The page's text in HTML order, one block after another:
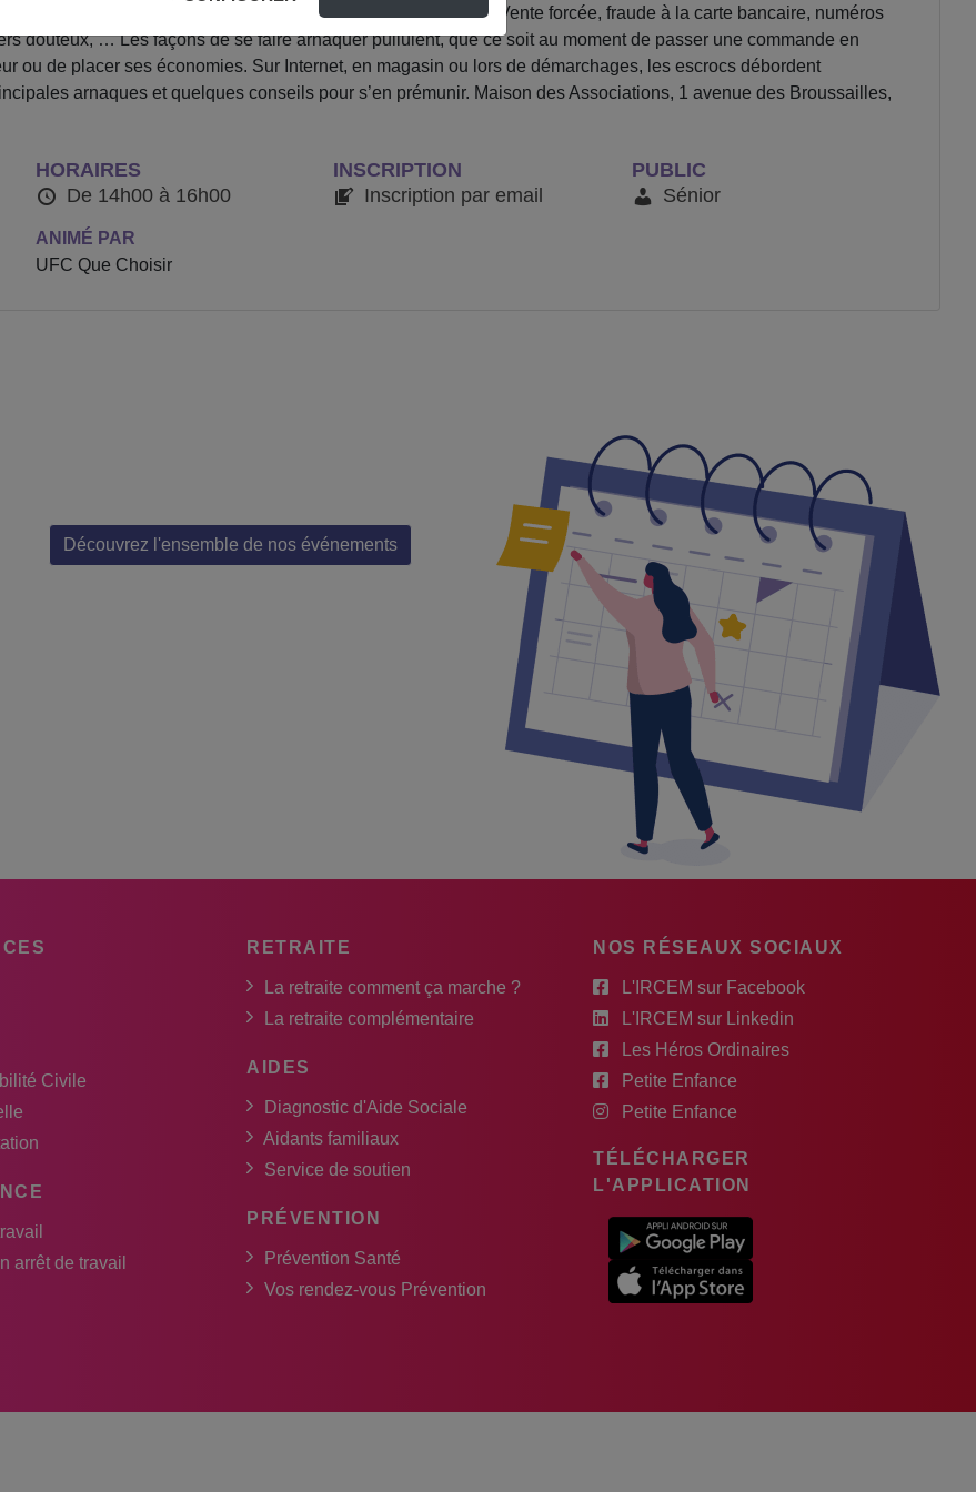
téléphonique, Achats sur internet et protection des données Vente forcée, fraude à la carte bancaire, numéros
douteux, … Les façons de se faire arnaquer pullulent, que ce soit au moment de passer une commande en
ou de placer ses économies. Sur Internet, en magasin ou lors de démarchages, les escrocs débordent
arnaques et quelques conseils pour s’en prémunir. Maison des Associations, 1 avenue des Broussailles,
HORAIRES
De 14h00 à 16h00
INSCRIPTION
Inscription par email
PUBLIC
Sénior
ANIMÉ PAR
UFC Que Choisir
Découvrez l'ensemble de nos événements
Civile
arrêt de travail
RETRAITE
La retraite comment ça marche ?
La retraite complémentaire
AIDES
Diagnostic d'Aide Sociale
Aidants familiaux
Service de soutien
PRÉVENTION
Prévention Santé
Vos rendez-vous Prévention
NOS RÉSEAUX SOCIAUX
L'IRCEM sur Facebook
L'IRCEM sur Linkedin
Les Héros Ordinaires
Petite Enfance
Petite Enfance
TÉLÉCHARGER
L'APPLICATION